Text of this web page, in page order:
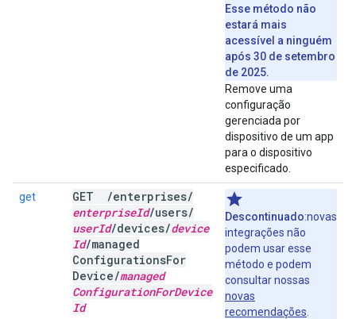
Esse método não
estará mais
acessível a ninguém
após 30 de setembro
de 2025.
Remove uma
configuração
gerenciada por
dispositivo de um app
para o dispositivo
especificado.
get GET /enterprises/
enterpriseId/users/
userId/devices/device
Id/managed
ConfigurationsFor
Device/managed
ConfigurationForDevice
Id
Descontinuado:novas
integrações não
podem usar esse
método e podem
consultar nossas
novas
recomendações